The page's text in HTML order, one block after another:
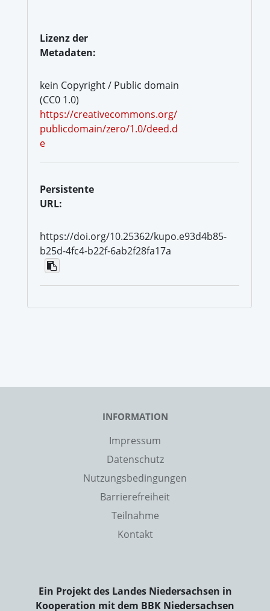
Lizenz der
Metadaten:
kein Copyright / Public domain
(CC0 1.0)
https://creativecommons.org/
publicdomain/zero/1.0/deed.d
e
Persistente
URL:
https://doi.org/10.25362/kupo.e93d4b85-
b25d-4fc4-b22f-6ab2f28fa17a
INFORMATION
Impressum
Datenschutz
Nutzungsbedingungen
Barrierefreiheit
Teilnahme
Kontakt
Ein Projekt des Landes Niedersachsen in
Kooperation mit dem BBK Niedersachsen